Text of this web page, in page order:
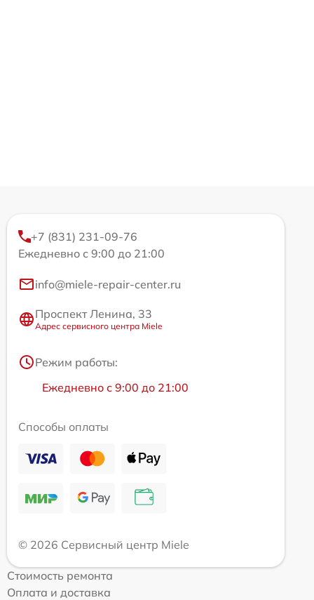
+7 (831) 231-09-76
Ежедневно с 9:00 до 21:00
info@miele-repair-center.ru
Проспект Ленина, 33
Адрес сервисного центра Miele
Режим работы:
Ежедневно с 9:00 до 21:00
Способы оплаты
© 2026 Сервисный центр Miele
Стоимость ремонта
Оплата и доставка